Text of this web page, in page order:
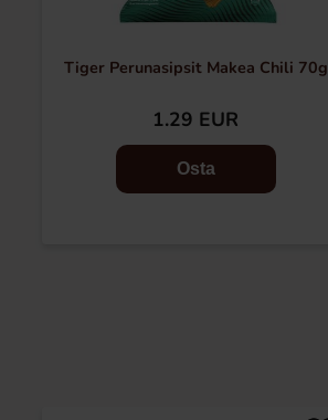
Tiger Perunasipsit Makea Chili 70g
1.29 EUR
Osta